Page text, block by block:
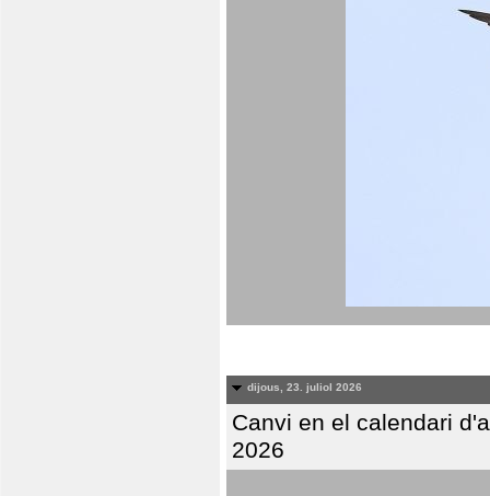
dijous, 23. juliol 2026
Canvi en el calendari
2026